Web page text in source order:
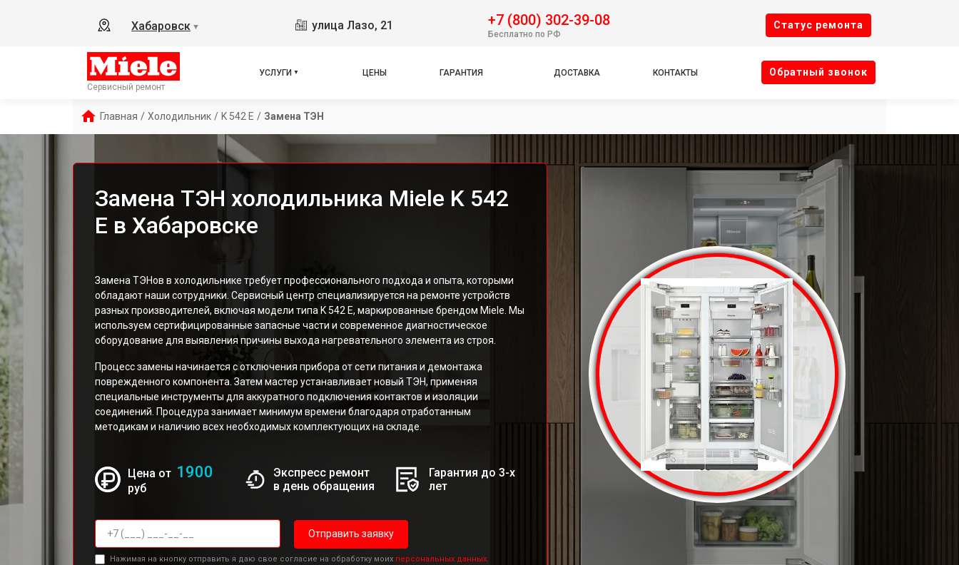
Хабаровск ▼ улица Лазо, 21 +7 (800) 302-39-08
Бесплатно по РФ
Cтатус ремонта
Сервисный ремонт
УСЛУГИ ЦЕНЫ ГАРАНТИЯ ДОСТАВКА КОНТАКТЫ Oбратный звонок
Главная / Холодильник / K 542 E / Замена ТЭН
Замена ТЭН холодильника Miele K 542
E в Хабаровске
Замена ТЭНов в холодильнике требует профессионального подхода и опыта, которыми
обладают наши сотрудники. Сервисный центр специализируется на ремонте устройств
разных производителей, включая модели типа K 542 E, маркированные брендом Miele. Мы
используем сертифицированные запасные части и современное диагностическое
оборудование для выявления причины выхода нагревательного элемента из строя.
Процесс замены начинается с отключения прибора от сети питания и демонтажа
поврежденного компонента. Затем мастер устанавливает новый ТЭН, применяя
специальные инструменты для аккуратного подключения контактов и изоляции
соединений. Процедура занимает минимум времени благодаря отработанным
методикам и наличию всех необходимых комплектующих на складе.
Цена от 1900
руб
Экспресс ремонт
в день обращения
Гарантия до 3-х
лет
Отправить заявку
Нажимая на кнопку отправить я даю свое согласие на обработку моих персональных данных.